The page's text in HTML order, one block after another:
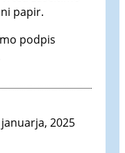
papir.
podpis
2025